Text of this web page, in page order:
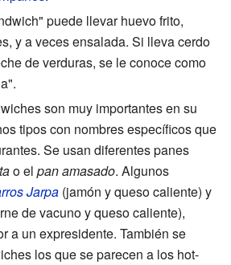
puede llevar huevo frito,
y a veces ensalada. Si lleva cerdo
de verduras, se le conoce como
son muy importantes en su
tipos con nombres específicos que
Se usan diferentes panes
o el pan amasado. Algunos
Jarpa (jamón y queso caliente) y
de vacuno y queso caliente),
a un expresidente. También se
los que se parecen a los hot-